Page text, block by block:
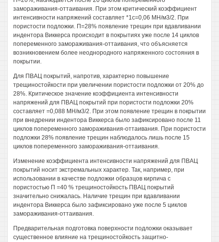
замораживания-оттаивания. При этом критический коэффициент
интенсивности напряжений составляет *1с=0,06 МН/м3/2. При
пористости подложки. П=28% появление трещин при вдавливании
индентора Виккерса происходит в покрытиях уже после 14 циклов
попеременного замораживания-оттаивания, что объясняется
возникновением более неоднородного напряженного состояния в
покрытии.
Для ПВАЦ покрытий, напротив, характерно повышение
трещиностойкости при увеличении пористости подложки от 20% до
28%. Критическое значение коэффициента интенсивности
напряжений для ПВАЦ покрытий при пористости подложки 20%
составляет =0,088 МН/м3/2. При этом появление трещин в покрытии
при внедрении индентора Виккерса было зафиксировано после 11
циклов попеременного замораживания-оттаивания. При пористости
подложки 28% появление трещин наблюдалось лишь после 15
циклов попеременного замораживания-оттаивания.
Изменение коэффициента интенсивности напряжений для ПВАЦ
покрытий носит экстремальных характер. Так, например, при
использовании в качестве подложки образцов кирпича с
пористостью П =40 % трещиностойкость ПВАЦ покрытий
значительно снижалась. Наличие трещин при вдавливании
индентора Виккерса было зафиксировано уже после 5 циклов
замораживания-оттаивания.
Предварительная подготовка поверхности подложки оказывает
существенное влияние на трещиностойкость защитно-